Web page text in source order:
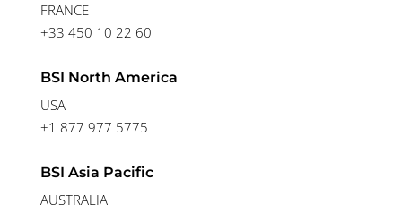
FRANCE
+33 450 10 22 60
BSI North America
USA
+1 877 977 5775
BSI Asia Pacific
AUSTRALIA